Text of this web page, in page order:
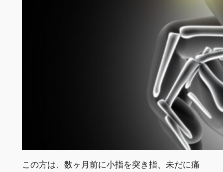
この方は、数ヶ月前に小指を突き指、未だに痛